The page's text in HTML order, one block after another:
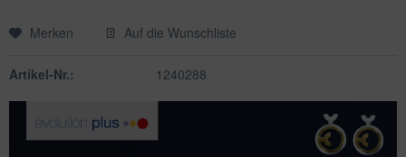
Merken Auf die Wunschliste
Artikel-Nr.: 1240288